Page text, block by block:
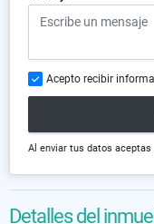
Acepto recibir
Al enviar tus datos aceptas
Detalles del